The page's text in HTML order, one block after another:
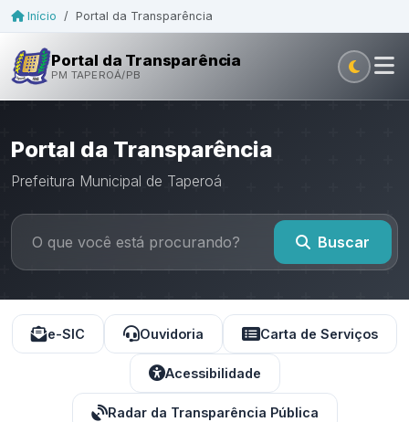
Início / Portal da Transparência
Portal da Transparência
PM TAPEROÁ/PB
Portal da Transparência
Prefeitura Municipal de Taperoá
Buscar
e-SIC Ouvidoria Carta de Serviços
Acessibilidade
Radar da Transparência Pública